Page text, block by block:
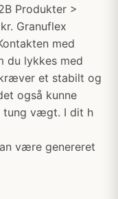
Produkter >
Granuflex
med
du lykkes med
et stabilt og
også kunne
tung vægt. I dit h
være genereret